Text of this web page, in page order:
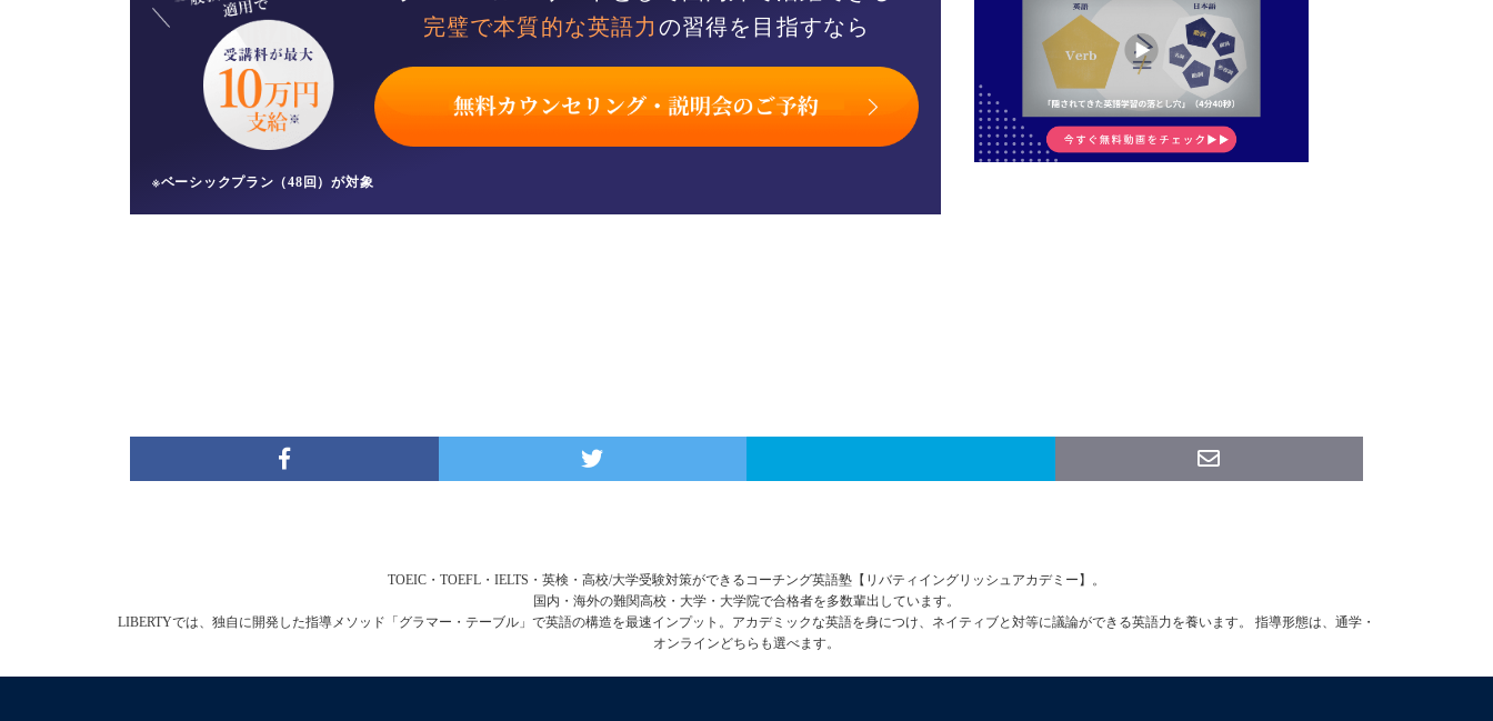
完璧で本質的な英語力 の習得を目指すなら
※ベーシックプラン（48回）が対象
TOEIC・TOEFL・IELTS・英検・高校/大学受験対策ができるコーチング英語塾【リバティイングリッシュアカデミー】。
国内・海外の難関高校・大学・大学院で合格者を多数輩出しています。
LIBERTYでは、独自に開発した指導メソッド「グラマー・テーブル」で英語の構造を最速インプット。アカデミックな英語を身につけ、ネイティブと対等に議論ができる英語力を養います。 指導形態は、通学・
オンラインどちらも選べます。